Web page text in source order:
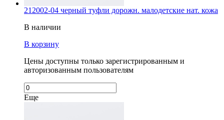
212002-04 черный туфли дорожн. малодетские нат. кожа
В наличии
В корзину
Цены доступны только зарегистрированным и
авторизованным пользователям
Еще